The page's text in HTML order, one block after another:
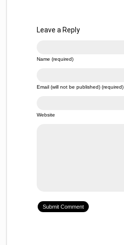
Leave a Reply
Name (required)
Email (will not be published) (required)
Website